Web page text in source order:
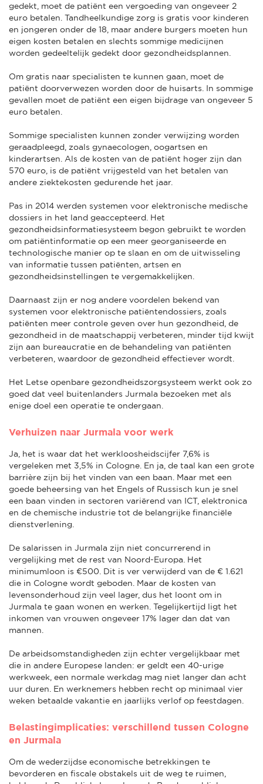
gedekt, moet de patiënt een vergoeding van ongeveer 2
euro betalen. Tandheelkundige zorg is gratis voor kinderen
en jongeren onder de 18, maar andere burgers moeten hun
eigen kosten betalen en slechts sommige medicijnen
worden gedeeltelijk gedekt door gezondheidsplannen.
Om gratis naar specialisten te kunnen gaan, moet de
patiënt doorverwezen worden door de huisarts. In sommige
gevallen moet de patiënt een eigen bijdrage van ongeveer 5
euro betalen.
Sommige specialisten kunnen zonder verwijzing worden
geraadpleegd, zoals gynaecologen, oogartsen en
kinderartsen. Als de kosten van de patiënt hoger zijn dan
570 euro, is de patiënt vrijgesteld van het betalen van
andere ziektekosten gedurende het jaar.
Pas in 2014 werden systemen voor elektronische medische
dossiers in het land geaccepteerd. Het
gezondheidsinformatiesysteem begon gebruikt te worden
om patiëntinformatie op een meer georganiseerde en
technologische manier op te slaan en om de uitwisseling
van informatie tussen patiënten, artsen en
gezondheidsinstellingen te vergemakkelijken.
Daarnaast zijn er nog andere voordelen bekend van
systemen voor elektronische patiëntendossiers, zoals
patiënten meer controle geven over hun gezondheid, de
gezondheid in de maatschappij verbeteren, minder tijd kwijt
zijn aan bureaucratie en de behandeling van patiënten
verbeteren, waardoor de gezondheid effectiever wordt.
Het Letse openbare gezondheidszorgsysteem werkt ook zo
goed dat veel buitenlanders Jurmala bezoeken met als
enige doel een operatie te ondergaan.
Verhuizen naar Jurmala voor werk
Ja, het is waar dat het werkloosheidscijfer 7,6% is
vergeleken met 3,5% in Cologne. En ja, de taal kan een grote
barrière zijn bij het vinden van een baan. Maar met een
goede beheersing van het Engels of Russisch kun je snel
een baan vinden in sectoren variërend van ICT, elektronica
en de chemische industrie tot de belangrijke financiële
dienstverlening.
De salarissen in Jurmala zijn niet concurrerend in
vergelijking met de rest van Noord-Europa. Het
minimumloon is €500. Dit is ver verwijderd van de € 1.621
die in Cologne wordt geboden. Maar de kosten van
levensonderhoud zijn veel lager, dus het loont om in
Jurmala te gaan wonen en werken. Tegelijkertijd ligt het
inkomen van vrouwen ongeveer 17% lager dan dat van
mannen.
De arbeidsomstandigheden zijn echter vergelijkbaar met
die in andere Europese landen: er geldt een 40-urige
werkweek, een normale werkdag mag niet langer dan acht
uur duren. En werknemers hebben recht op minimaal vier
weken betaalde vakantie en jaarlijks verlof op feestdagen.
Belastingimplicaties: verschillend tussen Cologne
en Jurmala
Om de wederzijdse economische betrekkingen te
bevorderen en fiscale obstakels uit de weg te ruimen,